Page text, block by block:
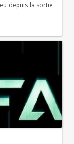
depuis la sortie